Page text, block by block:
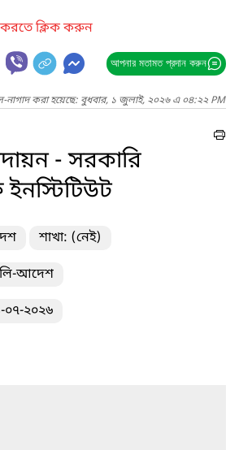
করতে ক্লিক করুন
আপনার মতামত প্রদান করুন
নাগাদ করা হয়েছে: বুধবার, ১ জুলাই, ২০২৬ এ ০৪:২২ PM
- সরকারি
শাখা: (নেই)
আদেশ
০৭-২০২৬